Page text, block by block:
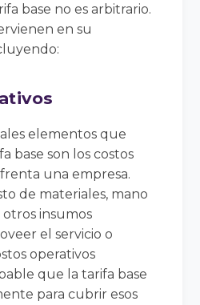
base no es arbitrario.
en su
elementos que
base son los costos
una empresa.
de materiales, mano
insumos
el servicio o
operativos
que la tarifa base
para cubrir esos